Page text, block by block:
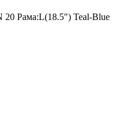
Рама:L(18.5") Teal-Blue